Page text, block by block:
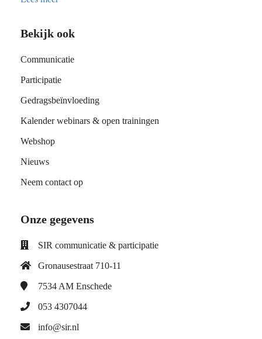
Bekijk ook
Communicatie
Participatie
Gedragsbeïnvloeding
Kalender webinars & open trainingen
Webshop
Nieuws
Neem contact op
Onze gegevens
SIR communicatie & participatie
Gronausestraat 710-11
7534 AM Enschede
053 4307044
info@sir.nl